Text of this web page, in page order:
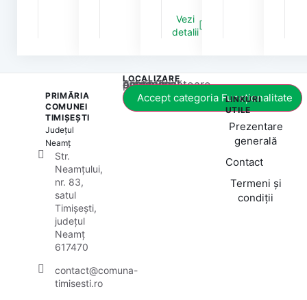
Vezi
detalii
PRIMĂRIA
COMUNEI
TIMIȘEȘTI
Județul
Neamț
Str.
Neamțului,
nr. 83,
satul
Timișești,
județul
Neamț
617470
contact@comuna-
timisesti.ro
LOCALIZARE
Acest conținut este blocat până când acceptați categoria corespunzătoare de cookie-uri.
Accept categoria Funcționalitate
LINKURI
UTILE
Prezentare
generală
Contact
Termeni și
condiții